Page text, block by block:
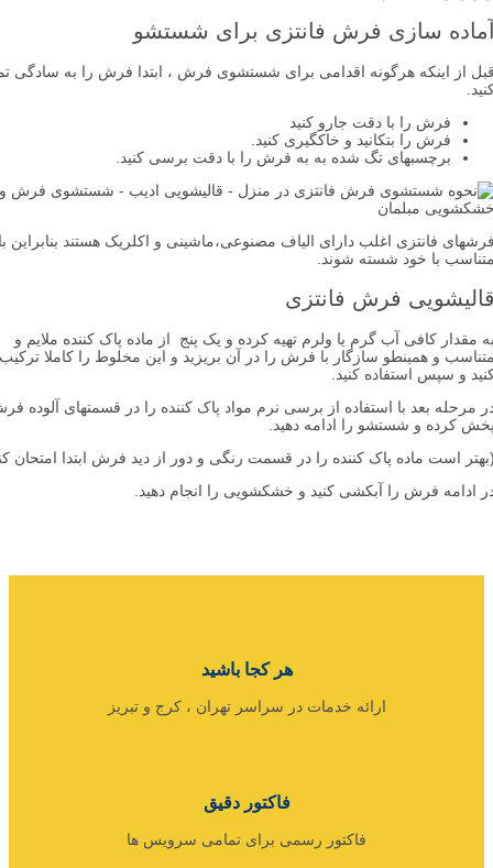
سازی فرش فانتزی برای شستشو
اینکه هرگونه اقدامی برای شستشوی فرش ، ابتدا فرش را به سادگی تمیز
فرش را با دقت جارو کنید
فرش را بتکانید و خاکگیری کنید.
برچسبهای تگ شده به به فرش را با دقت برسی کنید.
فانتزی اغلب دارای الیاف مصنوعی،ماشینی و اکلریک هستند بنابراین باید
با خود شسته شوند.
فرش فانتزی
کافی آب گرم یا ولرم تهیه کرده و یک پنج از ماده پاک کننده ملایم و
و همینطو سازگار با فرش را در آن بریزید و این مخلوط را کاملا ترکیب
و سپس استفاده کنید.
بعد با استفاده از برسی نرم مواد پاک کننده را در قسمتهای آلوده فرش
و شستشو را ادامه دهید.
است ماده پاک کننده را در قسمت رنگی و دور از دید فرش ابتدا امتحان کنید.)
فرش را آبکشی کنید و خشکشویی را انجام دهید.
هر کجا باشید
ارائه خدمات در سراسر تهران ، کرج و تبریز
فاکتور دقیق
فاکتور رسمی برای تمامی سرویس ها